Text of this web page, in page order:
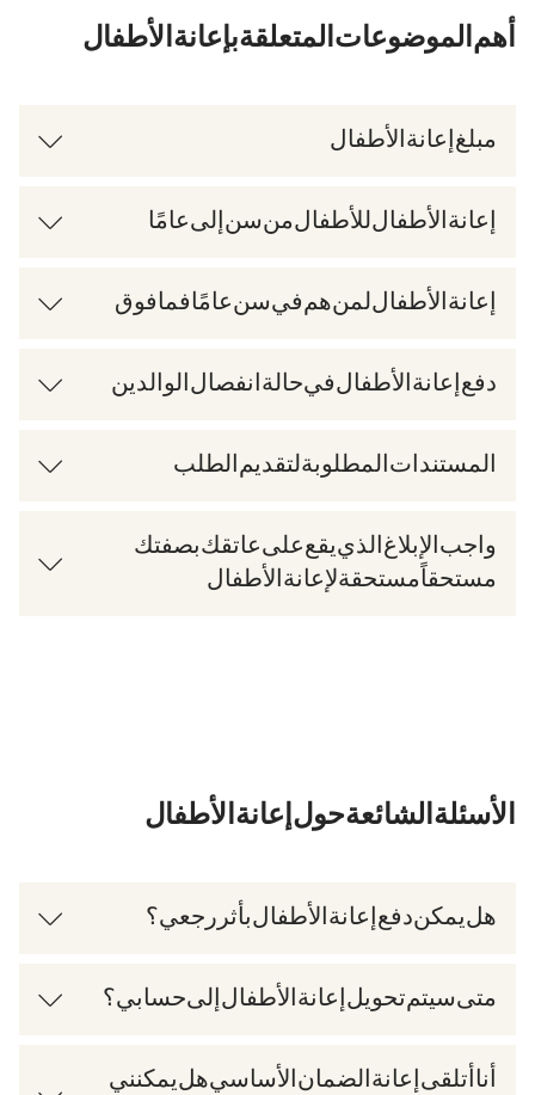
أهم الموضوعات المتعلقة بإعانة الأطفال
مبلغ إعانة الأطفال
إعانة الأطفال للأطفال من سن 0 إلى 18 عامًا
إعانة الأطفال لمن هم في سن 18 عامًا فما فوق
دفع إعانة الأطفال في حالة انفصال الوالدين
المستندات المطلوبة لتقديم الطلب
واجب الإبلاغ الذي يقع على عاتقك بصفتك
مستحقاً/مستحقة لإعانة الأطفال
الأسئلة الشائعة حول إعانة الأطفال
هل يمكن دفع إعانة الأطفال بأثر رجعي؟
متى سيتم تحويل إعانة الأطفال إلى حسابي؟
أنا أتلقى إعانة الضمان الأساسي (Grundsicherungsgeld). هل يمكنني